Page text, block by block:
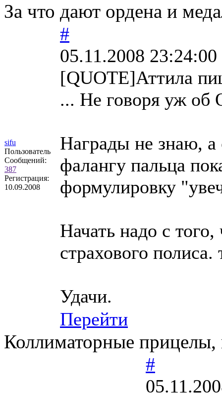
За что дают ордена и
sifu
Пользователь
Сообщений:
387
Регистрация:
10.09.2008
#
05.11.2008 23:24:00
[QUOTE]Аттила
... Не говоря уж об
Награды не знаю, а
фалангу пальца
формулировку
Начать надо с
страхового
Удачи.
Перейти
Коллиматорные прицелы,
#